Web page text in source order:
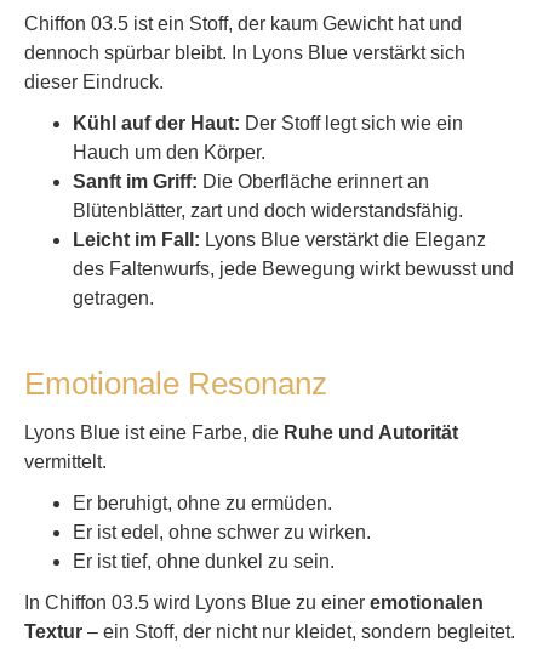
Chiffon 03.5 ist ein Stoff, der kaum Gewicht hat und
dennoch spürbar bleibt. In Lyons Blue verstärkt sich
dieser Eindruck.
Kühl auf der Haut: Der Stoff legt sich wie ein
Hauch um den Körper.
Sanft im Griff: Die Oberfläche erinnert an
Blütenblätter, zart und doch widerstandsfähig.
Leicht im Fall: Lyons Blue verstärkt die Eleganz
des Faltenwurfs, jede Bewegung wirkt bewusst und
getragen.
Emotionale Resonanz
Lyons Blue ist eine Farbe, die Ruhe und Autorität
vermittelt.
Er beruhigt, ohne zu ermüden.
Er ist edel, ohne schwer zu wirken.
Er ist tief, ohne dunkel zu sein.
In Chiffon 03.5 wird Lyons Blue zu einer emotionalen
Textur – ein Stoff, der nicht nur kleidet, sondern begleitet.